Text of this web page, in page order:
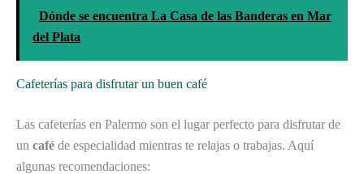
Dónde se encuentra La Casa de las Banderas en Mar
del Plata
Cafeterías para disfrutar un buen café
Las cafeterías en Palermo son el lugar perfecto para disfrutar de
un café de especialidad mientras te relajas o trabajas. Aquí
algunas recomendaciones: